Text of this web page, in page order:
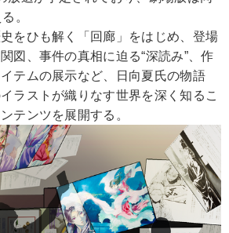
。
をひも解く「回廊」をはじめ、登場
図、事件の真相に迫る“深読み”、作
テムの展示など、日向夏氏の物語
ラストが織りなす世界を深く知るこ
テンツを展開する。